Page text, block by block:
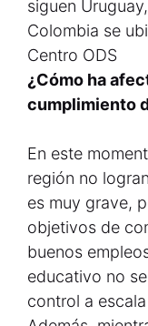
siguen
Colombia se
Centro ODS
¿Cómo ha
cumplimiento
En este
región no
es muy grave,
objetivos de
buenos
educativo no
control a